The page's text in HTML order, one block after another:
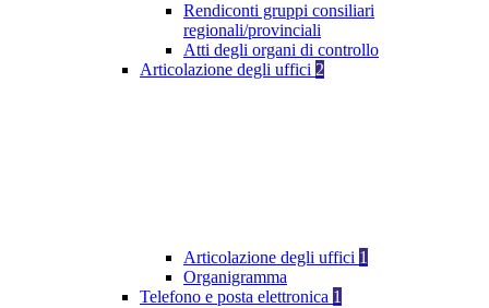
Rendiconti gruppi consiliari
regionali/provinciali
Atti degli organi di controllo
Articolazione degli uffici 2
Articolazione degli uffici 1
Organigramma
Telefono e posta elettronica 1